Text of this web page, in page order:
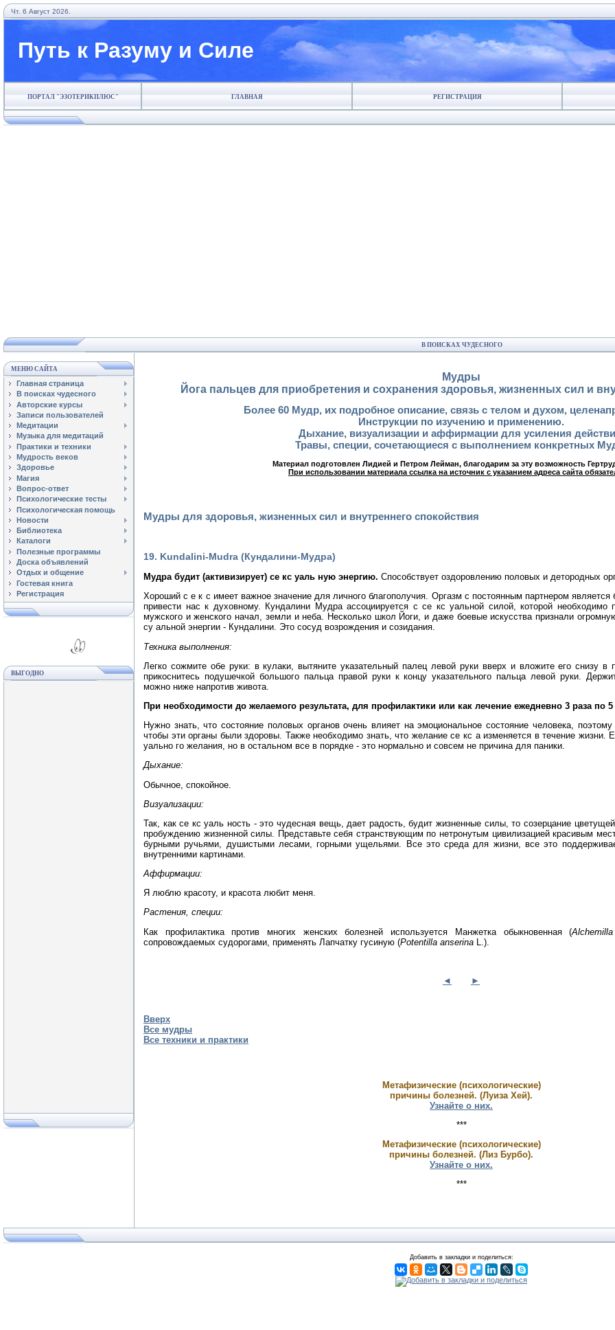
Чт. 6 Август 2026.
Путь к Разуму и Силе
ПОРТАЛ "ЭЗОТЕРИКПЛЮС" ГЛАВНАЯ РЕГИСТРАЦИЯ
В ПОИСКАХ ЧУДЕСНОГО
МЕНЮ САЙТА
Главная страница
В поисках чудесного
Авторские курсы
Записи пользователей
Медитации
Музыка для медитаций
Практики и техники
Мудрость веков
Здоровье
Магия
Вопрос-ответ
Психологические тесты
Психологическая помощь
Новости
Библиотека
Каталоги
Полезные программы
Доска объявлений
Отдых и общение
Гостевая книга
Регистрация
ВЫГОДНО
Мудры
Йога пальцев для приобретения и сохранения здоровья, жизненных сил и
Более 60 Мудр, их подробное описание, связь с телом и духом,
Инструкции по изучению и применению.
Дыхание, визуализации и аффирмации для усиления
Травы, специи, сочетающиеся с выполнением конкретных
Материал подготовлен Лидией и Петром Лейман, благодарим за эту возможность
При использовании материала ссылка на источник с указанием адреса сайта
Мудры для здоровья, жизненных сил и внутреннего спокойствия
19. Kundalini-Mudra (Кундалини-Мудра)
Мудра будит (активизирует) се кс уаль ную энергию. Способствует оздоровлению половых и детородных
Хороший с е к с имеет важное значение для личного благополучия. Оргазм с постоянным партнером
привести нас к духовному. Кундалини Мудра ассоциируется с се кс уальной силой, которой необходимо
мужского и женского начал, земли и неба. Несколько школ Йоги, и даже боевые искусства признали
су альной энергии - Кундалини. Это сосуд возрождения и созидания.
Техника выполнения:
Легко сожмите обе руки: в кулаки, вытяните указательный палец левой руки вверх и вложите его снизу в
прикоснитесь подушечкой большого пальца правой руки к концу указательного пальца левой руки.
можно ниже напротив живота.
При необходимости до желаемого результата, для профилактики или как лечение ежедневно 3 раза по 5
Нужно знать, что состояние половых органов очень влияет на эмоциональное состояние человека,
чтобы эти органы были здоровы. Также необходимо знать, что желание се кс а изменяется в течение жизни.
уально го желания, но в остальном все в порядке - это нормально и совсем не причина для паники.
Дыхание:
Обычное, спокойное.
Визуализации:
Так, как се кс уаль ность - это чудесная вещь, дает радость, будит жизненные силы, то созерцание
пробуждению жизненной силы. Представьте себя странствующим по нетронутым цивилизацией красивым
бурными ручьями, душистыми лесами, горными ущельями. Все это среда для жизни, все это
внутренними картинами.
Аффирмации:
Я люблю красоту, и красота любит меня.
Растения, специи:
Как профилактика против многих женских болезней используется Манжетка обыкновенная (
сопровождаемых судорогами, применять Лапчатку гусиную (Potentilla anserina L.).
◄ ►
Вверх
Все мудры
Все техники и практики
Метафизические (психологические)
причины болезней. (Луиза Хей).
Узнайте о них.
***
Метафизические (психологические)
причины болезней. (Лиз Бурбо).
Узнайте о них.
***
Добавить в закладки и поделиться: